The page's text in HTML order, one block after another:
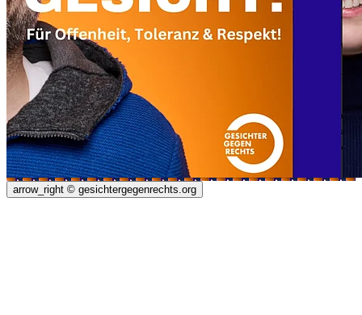
arrow_right © gesichtergegenrechts.org